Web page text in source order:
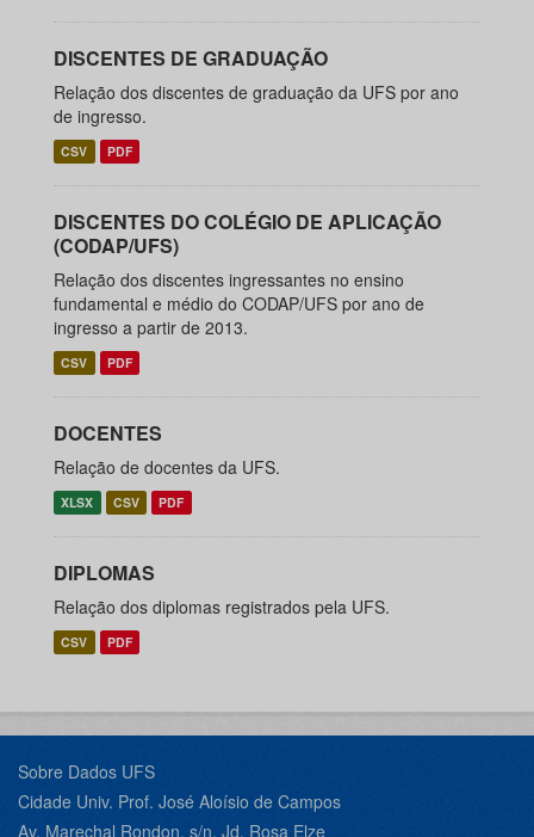
DISCENTES DE GRADUAÇÃO
Relação dos discentes de graduação da UFS por ano
de ingresso.
CSV PDF
DISCENTES DO COLÉGIO DE APLICAÇÃO
(CODAP/UFS)
Relação dos discentes ingressantes no ensino
fundamental e médio do CODAP/UFS por ano de
ingresso a partir de 2013.
CSV PDF
DOCENTES
Relação de docentes da UFS.
XLSX CSV PDF
DIPLOMAS
Relação dos diplomas registrados pela UFS.
CSV PDF
Sobre Dados UFS
Cidade Univ. Prof. José Aloísio de Campos
Av. Marechal Rondon, s/n, Jd. Rosa Elze